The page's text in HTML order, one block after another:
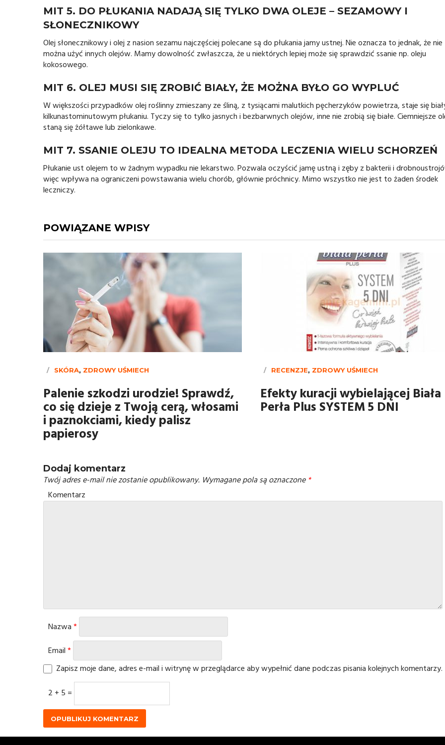
MIT 5. DO PŁUKANIA NADAJĄ SIĘ TYLKO DWA OLEJE – SEZAMOWY I
SŁONECZNIKOWY
Olej słonecznikowy i olej z nasion sezamu najczęściej polecane są do płukania jamy ustnej. Nie oznacza to jednak, że nie
można użyć innych olejów. Mamy dowolność zwłaszcza, że u niektórych lepiej może się sprawdzić ssanie np. oleju
kokosowego.
MIT 6. OLEJ MUSI SIĘ ZROBIĆ BIAŁY, ŻE MOŻNA BYŁO GO WYPLUĆ
W większości przypadków olej roślinny zmieszany ze śliną, z tysiącami malutkich pęcherzyków powietrza, staje się
kilkunastominutowym płukaniu. Tyczy się to tylko jasnych i bezbarwnych olejów, inne nie zrobią się białe. Ciemniejsze
staną się żółtawe lub zielonkawe.
MIT 7. SSANIE OLEJU TO IDEALNA METODA LECZENIA WIELU SCHORZEŃ
Płukanie ust olejem to w żadnym wypadku nie lekarstwo. Pozwala oczyścić jamę ustną i zęby z bakterii i
więc wpływa na ograniczeni powstawania wielu chorób, głównie próchnicy. Mimo wszystko nie jest to żaden środek
leczniczy.
POWIĄZANE WPISY
SKÓRA, ZDROWY UŚMIECH
Palenie szkodzi urodzie! Sprawdź,
co się dzieje z Twoją cerą, włosami
i paznokciami, kiedy palisz
papierosy
RECENZJE, ZDROWY UŚMIECH
Efekty kuracji wybielającej Biała
Perła Plus SYSTEM 5 DNI
Dodaj komentarz
Twój adres e-mail nie zostanie opublikowany. Wymagane pola są oznaczone*
Komentarz
Nazwa*
Email*
Zapisz moje dane, adres e-mail i witrynę w przeglądarce aby wypełnić dane podczas pisania kolejnych komentarzy.
2 + 5 =